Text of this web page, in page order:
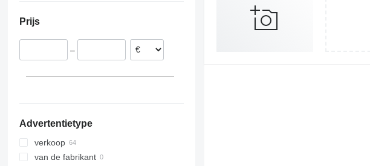
Zwitserland
Finland
Prijs
–
Advertentietype
verkoop
van de fabrikant